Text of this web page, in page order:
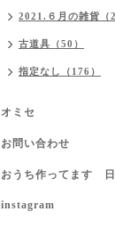
2021.６月の雑貨（
古道具（50）
指定なし（176）
オミセ
お問い合わせ
おうち作ってます
instagram